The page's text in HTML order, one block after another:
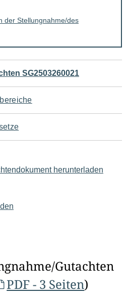
der Stellungnahme/des
SG2503260021
herunterladen
Gutachten
PDF - 3 Seiten)